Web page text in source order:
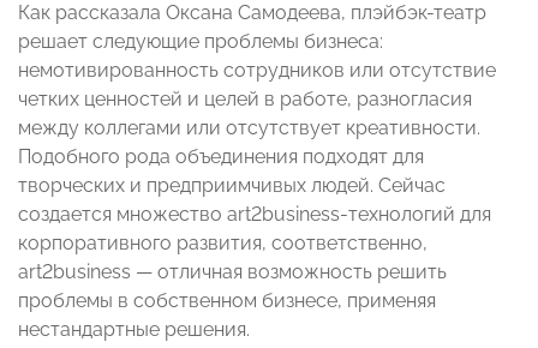
Как рассказала Оксана Самодеева, плэйбэк-театр
решает следующие проблемы бизнеса:
немотивированность сотрудников или отсутствие
четких ценностей и целей в работе, разногласия
между коллегами или отсутствует креативности.
Подобного рода объединения подходят для
творческих и предприимчивых людей. Сейчас
создается множество art2business-технологий для
корпоративного развития, соответственно,
art2business — отличная возможность решить
проблемы в собственном бизнесе, применяя
нестандартные решения.